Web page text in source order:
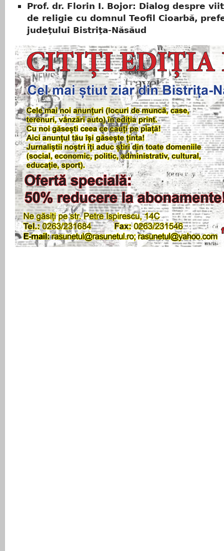
Prof. dr. Florin I. Bojor: Dialog despre
de religie cu domnul Teofil Cioarbă,
judeţului Bistriţa-Năsăud